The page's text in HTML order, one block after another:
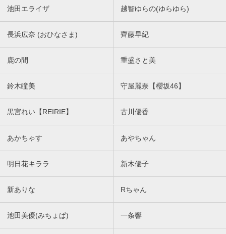
池田エライザ 越智ゆらの(ゆらゆら)
長浜広奈 (おひなさま) 齊藤早紀
鹿の間 重盛さと美
鈴木瞳美 守屋麗奈【櫻坂46】
黒宮れい【REIRIE】 古川優香
あかちゃす あやちゃん
明日花キララ 新木優子
新ありな Rちゃん
池田美優(みちょぱ) 一条響